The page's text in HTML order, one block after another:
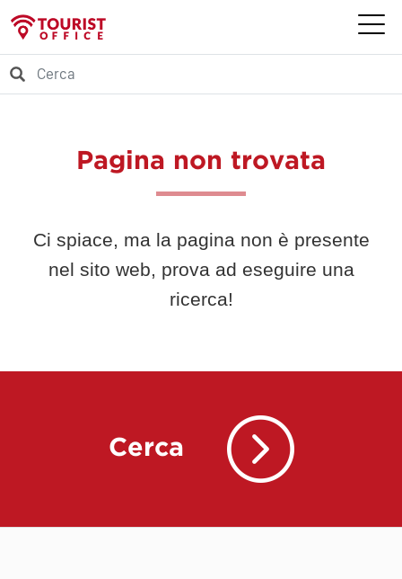
Pagina non trovata
Ci spiace, ma la pagina non è presente
nel sito web, prova ad eseguire una
ricerca!
Cerca